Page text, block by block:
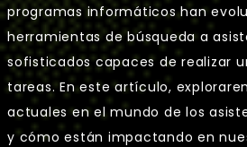
programas informáticos han
herramientas de búsqueda a
sofisticados capaces de realizar
tareas. En este artículo,
actuales en el mundo de los
y cómo están impactando en